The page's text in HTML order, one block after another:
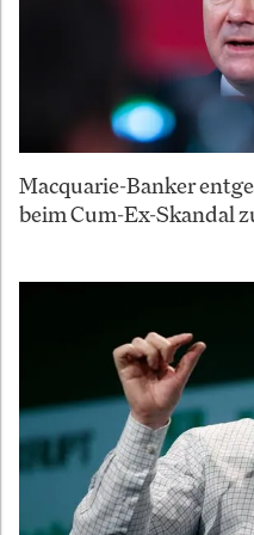
Macquarie-Banker
beim Cum-Ex-Skandal